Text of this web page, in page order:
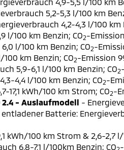
5,2-5,3 l/100 km
4,2-4,3 l/100 km
l/100 km Benzin; CO2-
l/100 km Benzin; CO2-
km Benzin; CO2-Emission
5,9-6,1 l/100 km Benzin; CO2
4,4 l/100 km Benzin; CO2-
17,1 kWh/100 km Strom; CO2-
2.4 - Auslaufmodell -
Batterie:
kWh/100 km Strom & 2,6-2,7
6,8-7,1 l/100km Benzin; CO